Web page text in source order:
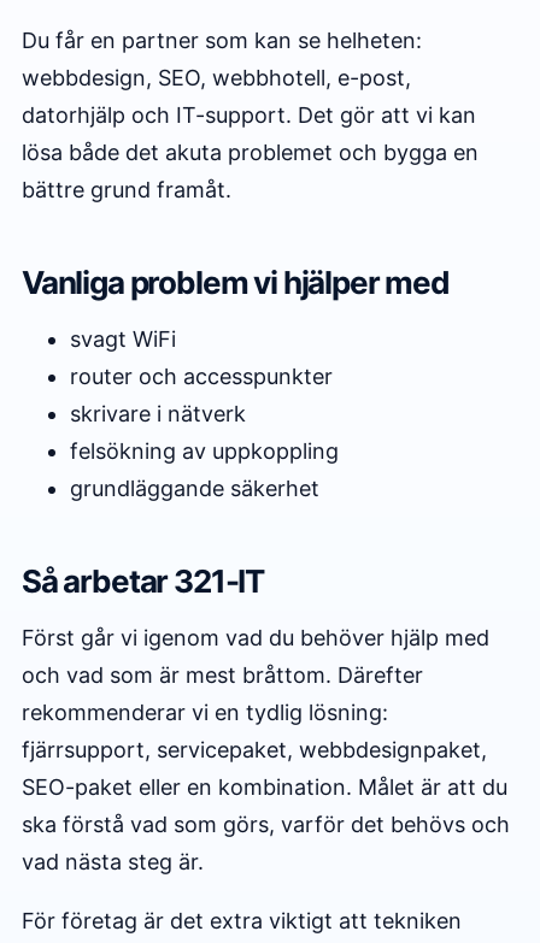
Du får en partner som kan se helheten:
webbdesign, SEO, webbhotell, e-post,
datorhjälp och IT-support. Det gör att vi kan
lösa både det akuta problemet och bygga en
bättre grund framåt.
Vanliga problem vi hjälper med
svagt WiFi
router och accesspunkter
skrivare i nätverk
felsökning av uppkoppling
grundläggande säkerhet
Så arbetar 321-IT
Först går vi igenom vad du behöver hjälp med
och vad som är mest bråttom. Därefter
rekommenderar vi en tydlig lösning:
fjärrsupport, servicepaket, webbdesignpaket,
SEO-paket eller en kombination. Målet är att du
ska förstå vad som görs, varför det behövs och
vad nästa steg är.
För företag är det extra viktigt att tekniken